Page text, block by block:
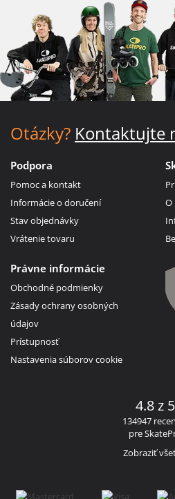
Otázky? Kontaktujte
Podpora
Pomoc a kontakt
Informácie o doručení
Stav objednávky
Vrátenie tovaru
O
Právne informácie
Obchodné podmienky
Zásady ochrany osobných
údajov
Prístupnosť
Nastavenia súborov cookie
4.8 z 5
134947
pre
Zobraziť